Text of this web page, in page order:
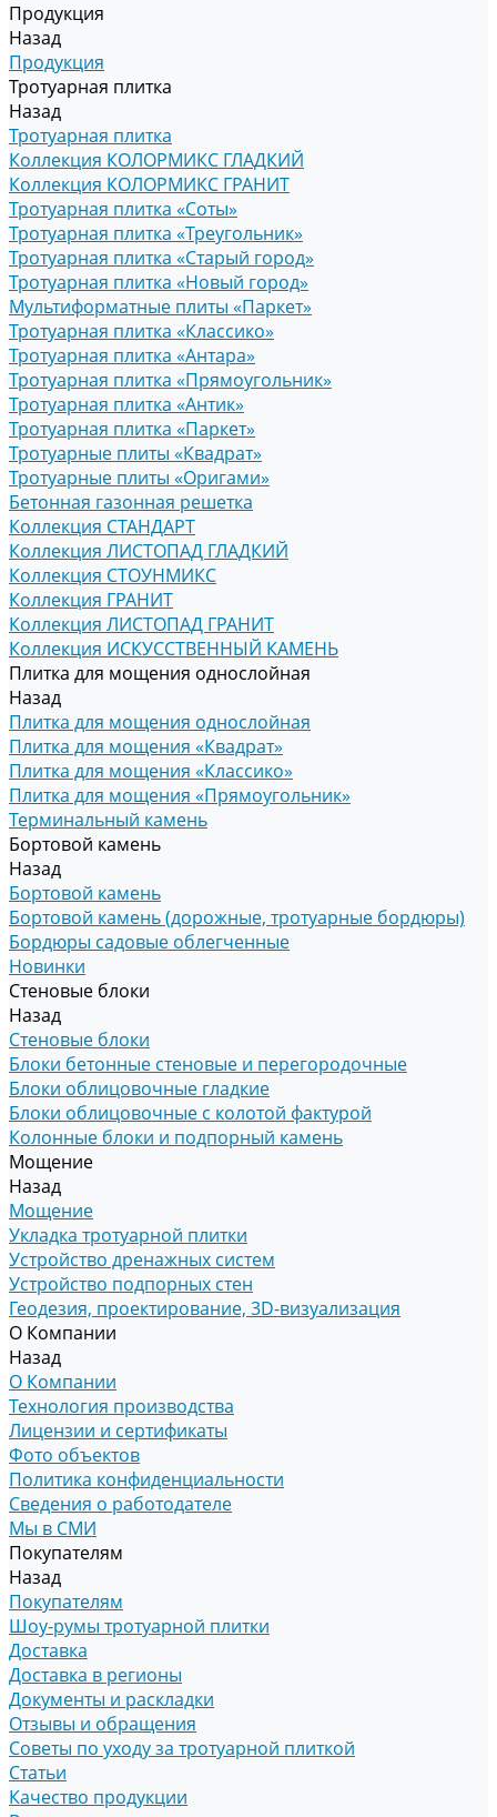
Продукция
Назад
Продукция
Тротуарная плитка
Назад
Тротуарная плитка
Коллекция КОЛОРМИКС ГЛАДКИЙ
Коллекция КОЛОРМИКС ГРАНИТ
Тротуарная плитка «Соты»
Тротуарная плитка «Треугольник»
Тротуарная плитка «Старый город»
Тротуарная плитка «Новый город»
Мультиформатные плиты «Паркет»
Тротуарная плитка «Классико»
Тротуарная плитка «Антара»
Тротуарная плитка «Прямоугольник»
Тротуарная плитка «Антик»
Тротуарная плитка «Паркет»
Тротуарные плиты «Квадрат»
Тротуарные плиты «Оригами»
Бетонная газонная решетка
Коллекция СТАНДАРТ
Коллекция ЛИСТОПАД ГЛАДКИЙ
Коллекция СТОУНМИКС
Коллекция ГРАНИТ
Коллекция ЛИСТОПАД ГРАНИТ
Коллекция ИСКУССТВЕННЫЙ КАМЕНЬ
Плитка для мощения однослойная
Назад
Плитка для мощения однослойная
Плитка для мощения «Квадрат»
Плитка для мощения «Классико»
Плитка для мощения «Прямоугольник»
Терминальный камень
Бортовой камень
Назад
Бортовой камень
Бортовой камень (дорожные, тротуарные бордюры)
Бордюры садовые облегченные
Новинки
Стеновые блоки
Назад
Стеновые блоки
Блоки бетонные стеновые и перегородочные
Блоки облицовочные гладкие
Блоки облицовочные с колотой фактурой
Колонные блоки и подпорный камень
Мощение
Назад
Мощение
Укладка тротуарной плитки
Устройство дренажных систем
Устройство подпорных стен
Геодезия, проектирование, 3D-визуализация
О Компании
Назад
О Компании
Технология производства
Лицензии и сертификаты
Фото объектов
Политика конфиденциальности
Сведения о работодателе
Мы в СМИ
Покупателям
Назад
Покупателям
Шоу-румы тротуарной плитки
Доставка
Доставка в регионы
Документы и раскладки
Отзывы и обращения
Советы по уходу за тротуарной плиткой
Статьи
Качество продукции